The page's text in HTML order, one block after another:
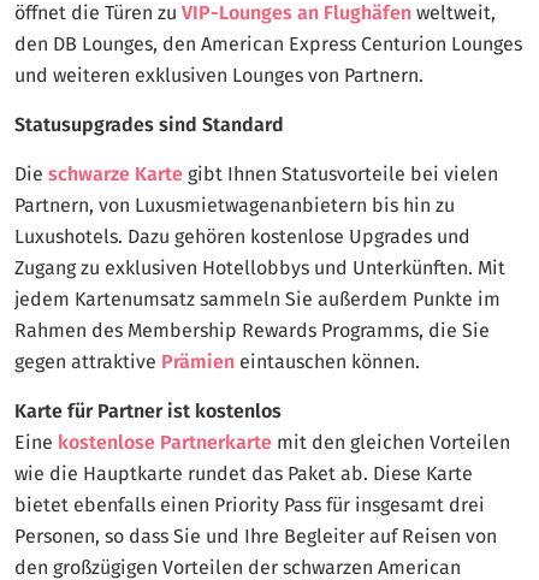
öffnet die Türen zu VIP-Lounges an Flughäfen weltweit,
den DB Lounges, den American Express Centurion Lounges
und weiteren exklusiven Lounges von Partnern.
Statusupgrades sind Standard
Die schwarze Karte gibt Ihnen Statusvorteile bei vielen
Partnern, von Luxusmietwagenanbietern bis hin zu
Luxushotels. Dazu gehören kostenlose Upgrades und
Zugang zu exklusiven Hotellobbys und Unterkünften. Mit
jedem Kartenumsatz sammeln Sie außerdem Punkte im
Rahmen des Membership Rewards Programms, die Sie
gegen attraktive Prämien eintauschen können.
Karte für Partner ist kostenlos
Eine kostenlose Partnerkarte mit den gleichen Vorteilen
wie die Hauptkarte rundet das Paket ab. Diese Karte
bietet ebenfalls einen Priority Pass für insgesamt drei
Personen, so dass Sie und Ihre Begleiter auf Reisen von
den großzügigen Vorteilen der schwarzen American